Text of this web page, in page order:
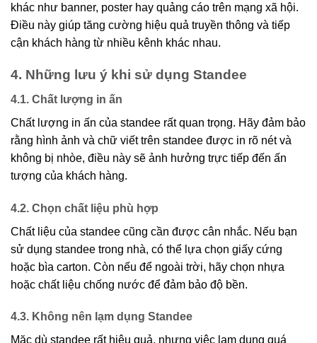
khác như banner, poster hay quảng cáo trên mạng xã hội.
Điều này giúp tăng cường hiệu quả truyền thông và tiếp
cận khách hàng từ nhiều kênh khác nhau.
4. Những lưu ý khi sử dụng Standee
4.1. Chất lượng in ấn
Chất lượng in ấn của standee rất quan trọng. Hãy đảm bảo
rằng hình ảnh và chữ viết trên standee được in rõ nét và
không bị nhòe, điều này sẽ ảnh hưởng trực tiếp đến ấn
tượng của khách hàng.
4.2. Chọn chất liệu phù hợp
Chất liệu của standee cũng cần được cân nhắc. Nếu bạn
sử dụng standee trong nhà, có thể lựa chọn giấy cứng
hoặc bìa carton. Còn nếu để ngoài trời, hãy chọn nhựa
hoặc chất liệu chống nước để đảm bảo độ bền.
4.3. Không nên lạm dụng Standee
Mặc dù standee rất hiệu quả, nhưng việc lạm dụng quá